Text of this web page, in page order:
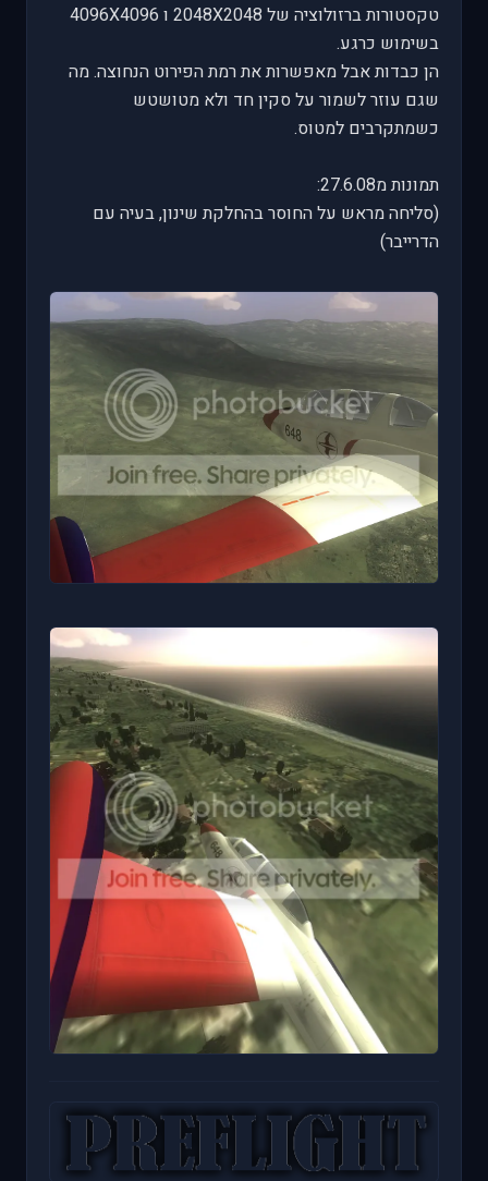
טקסטורות ברזולוציה של 2048X2048 ו 4096X4096
בשימוש כרגע.
הן כבדות אבל מאפשרות את רמת הפירוט הנחוצה. מה
שגם עוזר לשמור על סקין חד ולא מטושטש
כשמתקרבים למטוס.
תמונות מ27.6.08:
(סליחה מראש על החוסר בהחלקת שינון, בעיה עם
הדרייבר)